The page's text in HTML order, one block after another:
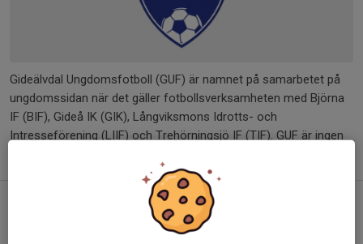
Gideälvdal Ungdomsfotboll (GUF) är namnet på samarbetet på
ungdomssidan när det gäller fotbollsverksamheten med Björna
IF (BIF), Gideå IK (GIK), Långviksmons Idrotts- och
Intresseförening (LIIF) och Trehörningsjö IF (TIF). GUF är ingen
Fotbollsskola i Trehörningsjö
0 kommentarer